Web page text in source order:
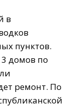
в
пунктов.
домов по
ремонт. По